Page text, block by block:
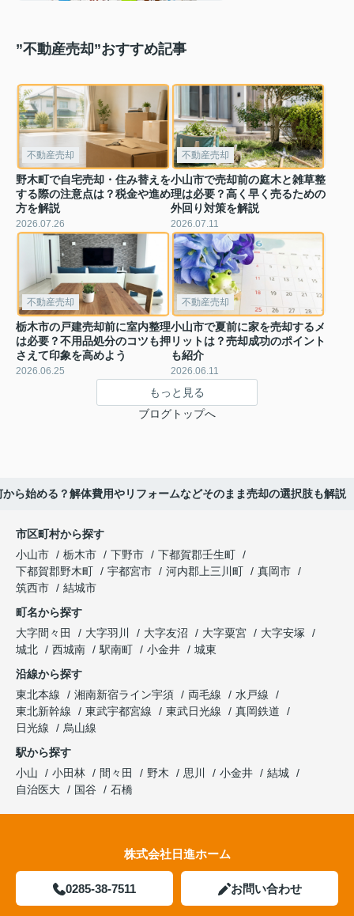
”不動産売却”おすすめ記事
不動産売却
野木町で自宅売却・住み替えを
する際の注意点は？税金や進め
方を解説
2026.07.26
不動産売却
小山市で売却前の庭木と雑草整
理は必要？高く早く売るための
外回り対策を解説
2026.07.11
不動産売却
栃木市の戸建売却前に室内整理
は必要？不用品処分のコツも押
さえて印象を高めよう
2026.06.25
不動産売却
小山市で夏前に家を売却するメ
リットは？売却成功のポイント
も紹介
2026.06.11
もっと見る
ブログトップへ
ら始める？解体費用やリフォームなどそのまま売却の選択肢も解説
市区町村から探す
小山市
栃木市 下野市
下都賀郡壬生町
下都賀郡野木町
宇都宮市 河内郡上三川町
真岡市
筑西市
結城市
町名から探す
大字間々田
大字羽川 大字友沼 大字粟宮
大字安塚
城北
西城南 駅南町 小金井
城東
沿線から探す
東北本線
湘南新宿ライン宇須 両毛線
水戸線
東北新幹線
東武宇都宮線 東武日光線
真岡鉄道
日光線
烏山線
駅から探す
小山
小田林 間々田 野木 思川 小金井
結城
自治医大
国谷 石橋
株式会社日進ホーム
0285-38-7511 お問い合わせ